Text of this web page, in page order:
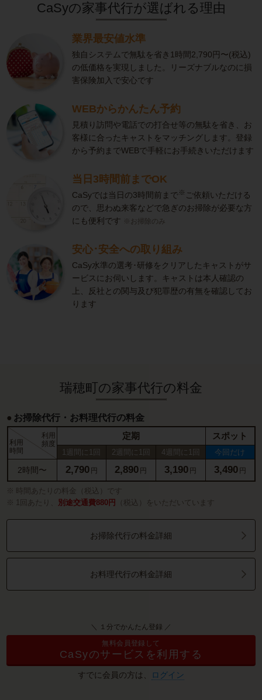
CaSyの家事代行が選ばれる理由
業界最安値水準
独自システムで無駄を省き1時間2,790円〜(税込)
の低価格を実現しました。リーズナブルなのに損
害保険加入で安心です
WEBからかんたん予約
見積り訪問や電話での打合せ等の無駄を省き、お
客様に合ったキャストをマッチングします。登録
から予約までWEBで手軽にお手続きいただけます
当日3時間前までOK
CaSyでは当日の3時間前まで※ ご依頼いただける
ので、思わぬ来客などで急ぎのお掃除が必要な方
にも便利です ※お掃除のみ
安心･安全への取り組み
CaSy水準の選考･研修をクリアしたキャストがサ
ービスにお伺いします。キャストは本人確認の
上、反社との関与及び犯罪歴の有無を確認してお
ります
瑞穂町の家事代行の料金
お掃除代行・お料理代行の料金
利用
時間
利用
頻度
定期 スポット
1週間に1回 2週間に1回 4週間に1回 今回だけ
2時間〜 2,790 円 2,890 円 3,190 円 3,490 円
時間あたりの料金（税込）です
1回あたり、
別途交通費880円 （税込）をいただいています
お掃除代行の料金詳細
お料理代行の料金詳細
＼ １分でかんたん登録 ／
無料会員登録して
CaSyのサービスを利用する
すでに会員の方は、 ログイン